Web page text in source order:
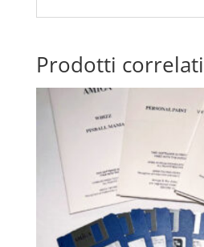
Prodotti correlati